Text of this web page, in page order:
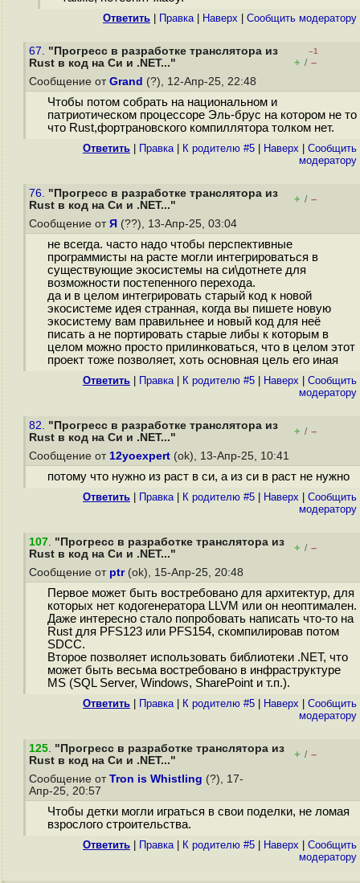
Ответить Правка| Наверх Cообщить модератору
67. "Прогресс в разработке транслятора из
Rust в код на Cи и .NET..."
–1
+ / –
Сообщение от Grand (?), 12-Апр-25, 22:48
Чтобы потом собрать на национальном и
патриотическом процессоре Эль-брус на котором не то
что Rust,фортрановского компиллятора толком нет.
Ответить Правка| К родителю #5 Наверх
Cообщить
модератору
76. "Прогресс в разработке транслятора из
Rust в код на Cи и .NET..."
+ / –
Сообщение от Я (??), 13-Апр-25, 03:04
не всегда. часто надо чтобы перспективные
программисты на расте могли интегрироваться в
существующие экосистемы на си\дотнете для
возможности постепенного перехода.
да и в целом интегрировать старый код к новой
экосистеме идея странная, когда вы пишете новую
экосистему вам правильнее и новый код для неё
писать а не портировать старые либы к которым в
целом можно просто прилинковаться, что в целом этот
проект тоже позволяет, хоть основная цель его иная
Ответить Правка| К родителю #5 Наверх
Cообщить
модератору
82. "Прогресс в разработке транслятора из
Rust в код на Cи и .NET..."
+ / –
Сообщение от 12yoexpert (ok), 13-Апр-25, 10:41
потому что нужно из раст в си, а из си в раст не нужно
Ответить Правка| К родителю #5 Наверх
Cообщить
модератору
107. "Прогресс в разработке транслятора из
Rust в код на Cи и .NET..."
+ / –
Сообщение от ptr(ok), 15-Апр-25, 20:48
Первое может быть востребовано для архитектур, для
которых нет кодогенератора LLVM или он неоптимален.
Даже интересно стало попробовать написать что-то на
Rust для PFS123 или PFS154, скомпилировав потом
SDCC.
Второе позволяет использовать библиотеки .NET, что
может быть весьма востребовано в инфраструктуре
MS (SQL Server, Windows, SharePoint и т.п.).
Ответить Правка| К родителю #5 Наверх
Cообщить
модератору
125. "Прогресс в разработке транслятора из
Rust в код на Cи и .NET..."
+ / –
Сообщение от Tron is Whistling (?), 17-
Апр-25, 20:57
Чтобы детки могли играться в свои поделки, не ломая
взрослого строительства.
Ответить Правка| К родителю #5 Наверх
Cообщить
модератору